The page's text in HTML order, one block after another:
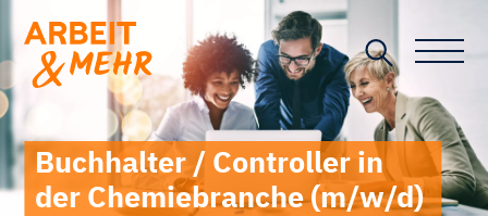
Toggle
Buchhalter / Controller in
der Chemiebranche (m/w/d)